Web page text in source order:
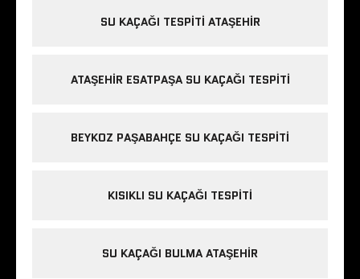
SU KAÇAĞI TESPITI ATAŞEHIR
ATAŞEHIR ESATPAŞA SU KAÇAĞI TESPITI
BEYKOZ PAŞABAHÇE SU KAÇAĞI TESPITI
KISIKLI SU KAÇAĞI TESPITI
SU KAÇAĞI BULMA ATAŞEHIR